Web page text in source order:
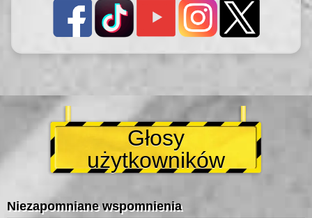
Głosy
użytkowników
Niezapomniane wspomnienia